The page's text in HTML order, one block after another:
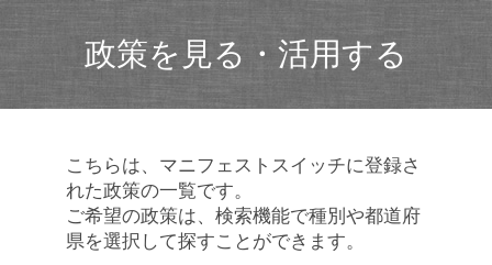
政策を見る・活用する
こちらは、マニフェストスイッチに登録さ
れた政策の一覧です。
ご希望の政策は、検索機能で種別や都道府
県を選択して探すことができます。